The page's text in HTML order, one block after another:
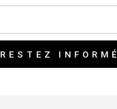
RESTEZ INFORMÉ